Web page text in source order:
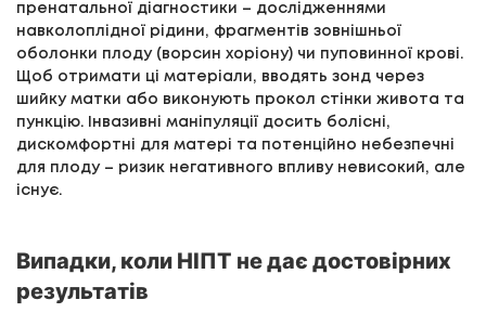
пренатальної діагностики – дослідженнями
навколоплідної рідини, фрагментів зовнішньої
оболонки плоду (ворсин хоріону) чи пуповинної крові.
Щоб отримати ці матеріали, вводять зонд через
шийку матки або виконують прокол стінки живота та
пункцію. Інвазивні маніпуляції досить болісні,
дискомфортні для матері та потенційно небезпечні
для плоду – ризик негативного впливу невисокий, але
існує.
Випадки, коли НІПТ не дає достовірних
результатів